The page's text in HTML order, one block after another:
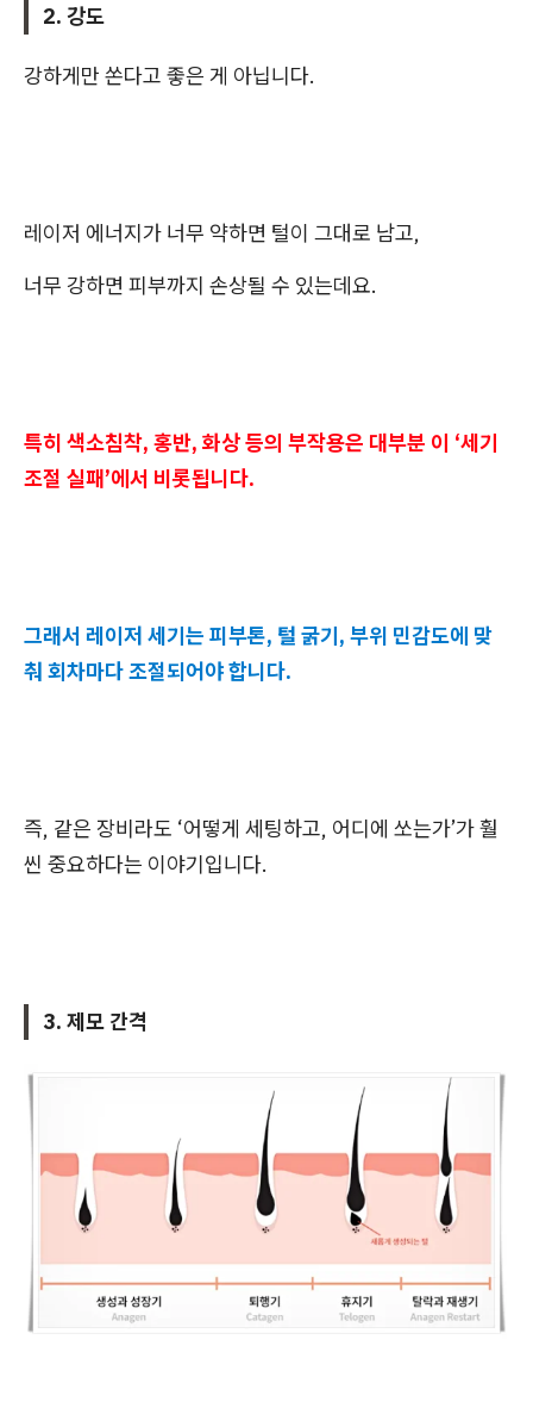
2. 강도
강하게만 쏜다고 좋은 게 아닙니다.
레이저 에너지가 너무 약하면 털이 그대로 남고,
너무 강하면 피부까지 손상될 수 있는데요.
특히 색소침착, 홍반, 화상 등의 부작용은 대부분 이 ‘세기
조절 실패’에서 비롯됩니다.
그래서 레이저 세기는 피부톤, 털 굵기, 부위 민감도에 맞
춰 회차마다 조절되어야 합니다.
즉, 같은 장비라도 ‘어떻게 세팅하고, 어디에 쏘는가’가 훨
씬 중요하다는 이야기입니다.
3. 제모 간격